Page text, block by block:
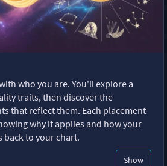
who you are. You'll explore a
traits, then discover the
that reflect them. Each placement
why it applies and how your
back to your chart.
Show